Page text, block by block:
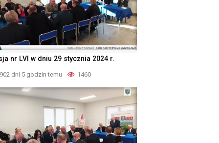
nr LVI w dniu 29 stycznia 2024 r.
902 dni 5 godzin temu 1460